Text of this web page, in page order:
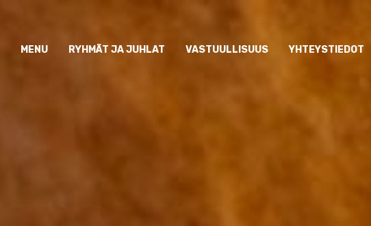
MENU RYHMÄT JA JUHLAT VASTUULLISUUS YHTEYSTIEDOT